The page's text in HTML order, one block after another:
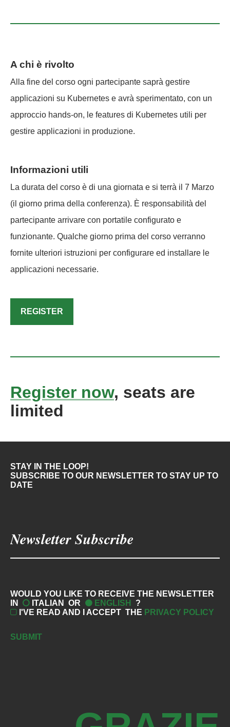
A chi è rivolto
Alla fine del corso ogni partecipante saprà gestire
applicazioni su Kubernetes e avrà sperimentato, con un
approccio hands-on, le features di Kubernetes utili per
gestire applicazioni in produzione.
Informazioni utili
La durata del corso è di una giornata e si terrà il 7 Marzo
(il giorno prima della conferenza). È responsabilità del
partecipante arrivare con portatile configurato e
funzionante. Qualche giorno prima del corso verranno
fornite ulteriori istruzioni per configurare ed installare le
applicazioni necessarie.
REGISTER
Register now, seats are
limited
STAY IN THE LOOP!
SUBSCRIBE TO OUR NEWSLETTER TO STAY UP TO
DATE
WOULD YOU LIKE TO RECEIVE THE NEWSLETTER
IN
ITALIAN OR ENGLISH
?
I'VE READ AND I ACCEPT THE PRIVACY POLICY
SUBMIT